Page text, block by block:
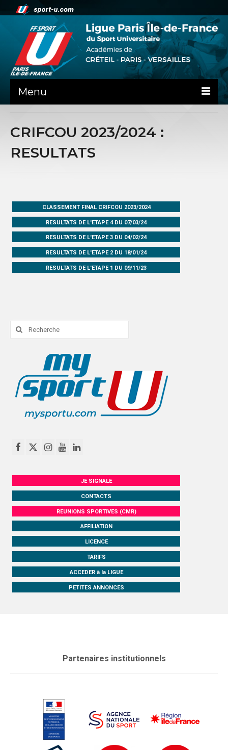
Menu
LA LIFSU
SPORTS IND
COMMUNICATION
PHOTOTHÈQUE
VIDÉOTHÈQUE
CRIFCOU 2023/2024 :
RESULTATS
CLASSEMENT FINAL CRIFCOU 2023/2024
RESULTATS DE L'ETAPE 4 DU 07/03/24
RESULTATS DE L'ETAPE 3 DU 04/02/24
RESULTATS DE L'ETAPE 2 DU 18/01/24
RESULTATS DE L'ETAPE 1 DU 09/11/23
Rechercher
JE SIGNALE
CONTACTS
REUNIONS SPORTIVES (CMR)
AFFILIATION
LICENCE
TARIFS
ACCEDER à la LIGUE
PETITES ANNONCES
Partenaires institutionnels